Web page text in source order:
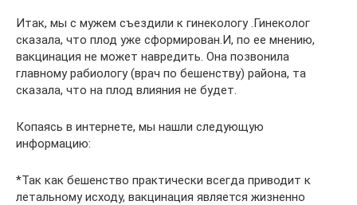
Итак, мы с мужем съездили к гинекологу .Гинеколог
сказала, что плод уже сформирован.И, по ее мнению,
вакцинация не может навредить. Она позвонила
главному рабиологу (врач по бешенству) района, та
сказала, что на плод влияния не будет.
Копаясь в интернете, мы нашли следующую
информацию:
*Так как бешенство практически всегда приводит к
летальному исходу, вакцинация является жизненно